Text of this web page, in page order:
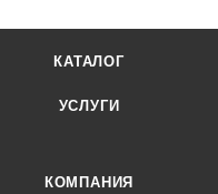
КАТАЛОГ
УСЛУГИ
КОМПАНИЯ